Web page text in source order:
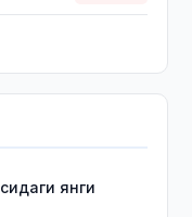
янги